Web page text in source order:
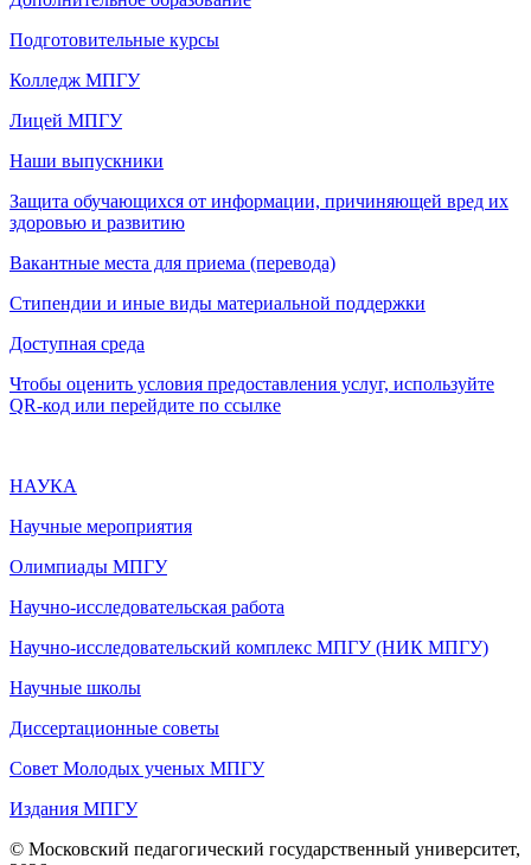
Подготовительные курсы
Колледж МПГУ
Лицей МПГУ
Наши выпускники
Защита обучающихся от информации, причиняющей вред их
здоровью и развитию
Вакантные места для приема (перевода)
Стипендии и иные виды материальной поддержки
Доступная среда
Чтобы оценить условия предоставления услуг, используйте
QR-код или перейдите по ссылке
НАУКА
Научные мероприятия
Олимпиады МПГУ
Научно-исследовательская работа
Научно-исследовательский комплекс МПГУ (НИК МПГУ)
Научные школы
Диссертационные советы
Совет Молодых ученых МПГУ
Издания МПГУ
© Московский педагогический государственный университет,